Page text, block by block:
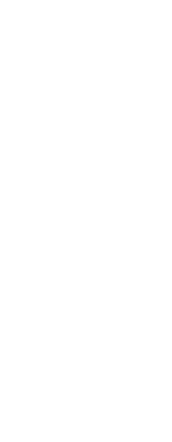
Plug-in Hybride